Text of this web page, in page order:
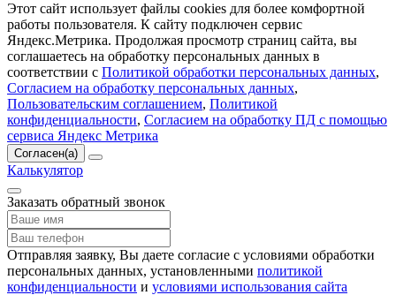
Этот сайт использует файлы cookies для более комфортной
работы пользователя. К сайту подключен сервис
Яндекс.Метрика. Продолжая просмотр страниц сайта, вы
соглашаетесь на обработку персональных данных в
соответствии с Политикой обработки персональных данных,
Согласием на обработку персональных данных,
Пользовательским соглашением, Политикой
конфиденциальности, Согласием на обработку ПД с помощью
сервиса Яндекс Метрика
Согласен(а)
Калькулятор
Заказать обратный звонок
Отправляя заявку, Вы даете согласие с условиями обработки
персональных данных, установленными политикой
конфиденциальности и условиями использования сайта